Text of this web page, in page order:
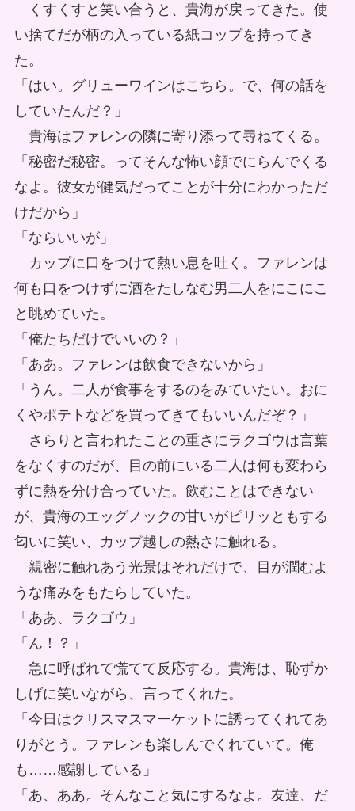
くすくすと笑い合うと、貴海が戻ってきた。使
い捨てだが柄の入っている紙コップを持ってき
た。
「はい。グリューワインはこちら。で、何の話を
していたんだ？」
貴海はファレンの隣に寄り添って尋ねてくる。
「秘密だ秘密。ってそんな怖い顔でにらんでくる
なよ。彼女が健気だってことが十分にわかっただ
けだから」
「ならいいが」
カップに口をつけて熱い息を吐く。ファレンは
何も口をつけずに酒をたしなむ男二人をにこにこ
と眺めていた。
「俺たちだけでいいの？」
「ああ。ファレンは飲食できないから」
「うん。二人が食事をするのをみていたい。おに
くやポテトなどを買ってきてもいいんだぞ？」
さらりと言われたことの重さにラクゴウは言葉
をなくすのだが、目の前にいる二人は何も変わら
ずに熱を分け合っていた。飲むことはできない
が、貴海のエッグノックの甘いがピリッともする
匂いに笑い、カップ越しの熱さに触れる。
親密に触れあう光景はそれだけで、目が潤むよ
うな痛みをもたらしていた。
「ああ、ラクゴウ」
「ん！？」
急に呼ばれて慌てて反応する。貴海は、恥ずか
しげに笑いながら、言ってくれた。
「今日はクリスマスマーケットに誘ってくれてあ
りがとう。ファレンも楽しんでくれていて。俺
も……感謝している」
「あ、ああ。そんなこと気にするなよ。友達、だ